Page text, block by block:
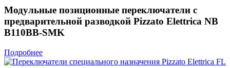
Модульные позиционные переключатели с
предварительной разводкой Pizzato Elettrica NB
B110BB-SMK
Подробнее